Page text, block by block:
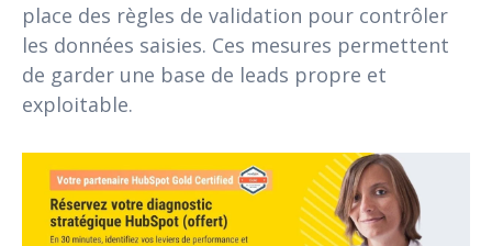
place des règles de validation pour contrôler
les données saisies. Ces mesures permettent
de garder une base de leads propre et
exploitable.